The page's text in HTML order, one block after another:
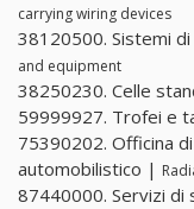
carrying wiring devices
38120500. Sistemi
and equipment
38250230. Celle
59999927. Trofei e
75390202. Officina
automobilistico |
87440000. Servizi